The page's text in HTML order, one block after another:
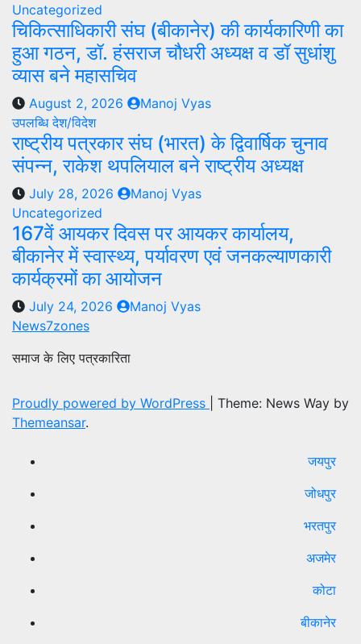
Uncategorized
चिकित्साधिकारी संघ (बीकानेर) की कार्यकारिणी का
हुआ गठन, डॉ. हंसराज चौधरी अध्यक्ष व डॉ सुधांशु
व्यास बने महासचिव
August 2, 2026
Manoj Vyas
उपलब्धिदेश/विदेश
राष्ट्रीय पत्रकार संघ (भारत) के द्विवार्षिक चुनाव
संपन्न, राकेश थपलियाल बने राष्ट्रीय अध्यक्ष
July 28, 2026
Manoj Vyas
Uncategorized
167वें आयकर दिवस पर आयकर कार्यालय,
बीकानेर में स्वास्थ्य, पर्यावरण एवं जनकल्याणकारी
कार्यक्रमों का आयोजन
July 24, 2026
Manoj Vyas
News7zones
समाज के लिए पत्रकारिता
Proudly powered by WordPress
Theme: News Way by
Themeansar.
जयपुर
जोधपुर
भरतपुर
अजमेर
कोटा
बीकानेर